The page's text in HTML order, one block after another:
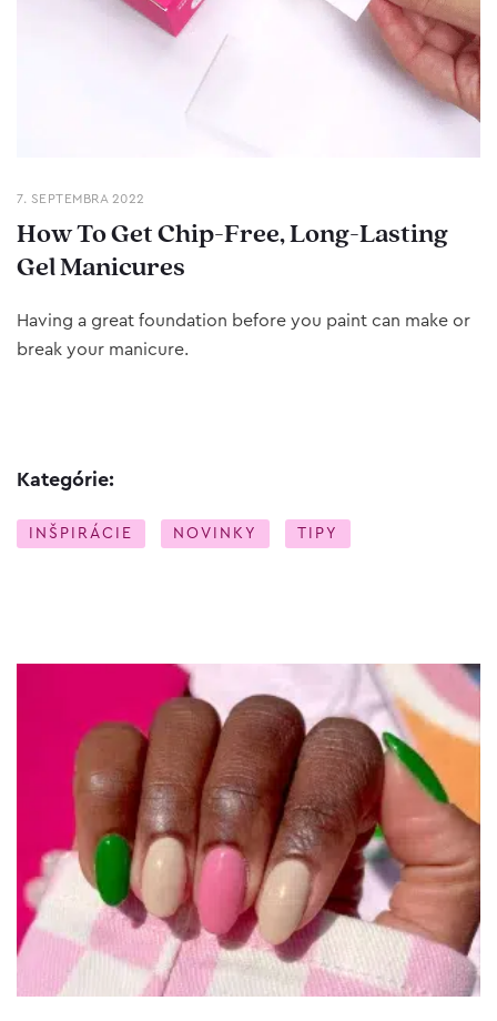
7. SEPTEMBRA 2022
How To Get Chip-Free, Long-Lasting
Gel Manicures
Having a great foundation before you paint can make or
break your manicure.
Kategórie:
INŠPIRÁCIE NOVINKY TIPY